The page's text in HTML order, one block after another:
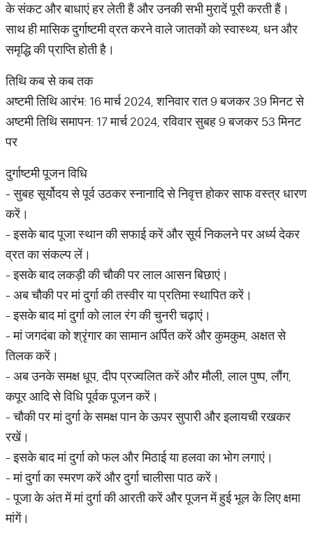
के संकट और बाधाएं हर लेती हैं और उनकी सभी मुरादें पूरी करती हैं।
साथ ही मासिक दुर्गाष्टमी व्रत करने वाले जातकों को स्वास्थ्य, धन और
समृद्धि की प्राप्ति होती है।
तिथि कब से कब तक
अष्टमी तिथि आरंभ: 16 मार्च 2024, शनिवार रात 9 बजकर 39 मिनट से
अष्टमी तिथि समापन: 17 मार्च 2024, रविवार सुबह 9 बजकर 53 मिनट
पर
दुर्गाष्टमी पूजन विधि
- सुबह सूर्योदय से पूर्व उठकर स्नानादि से निवृत्त होकर साफ वस्त्र धारण
करें।
- इसके बाद पूजा स्थान की सफाई करें और सूर्य निकलने पर अर्ध्य देकर
व्रत का संकल्प लें।
- इसके बाद लकड़ी की चौकी पर लाल आसन बिछाएं।
- अब चौकी पर मां दुर्गा की तस्वीर या प्रतिमा स्थापित करें।
- इसके बाद मां दुर्गा को लाल रंग की चुनरी चढ़ाएं।
- मां जगदंबा को श्रृंगार का सामान अर्पित करें और कुमकुम, अक्षत से
तिलक करें।
- अब उनके समक्ष धूप, दीप प्रज्वलित करें और मौली, लाल पुष्प, लौंग,
कपूर आदि से विधि पूर्वक पूजन करें।
- चौकी पर मां दुर्गा के समक्ष पान के ऊपर सुपारी और इलायची रखकर
रखें।
- इसके बाद मां दुर्गा को फल और मिठाई या हलवा का भोग लगाएं।
- मां दुर्गा का स्मरण करें और दुर्गा चालीसा पाठ करें।
- पूजा के अंत में मां दुर्गा की आरती करें और पूजन में हुई भूल के लिए क्षमा
मांगें।